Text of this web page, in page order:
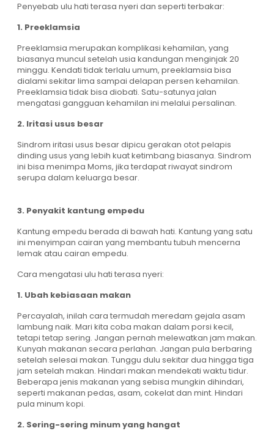
Penyebab ulu hati terasa nyeri dan seperti terbakar:
1. Preeklamsia
Preeklamsia merupakan komplikasi kehamilan, yang
biasanya muncul setelah usia kandungan menginjak 20
minggu. Kendati tidak terlalu umum, preeklamsia bisa
dialami sekitar lima sampai delapan persen kehamilan.
Preeklamsia tidak bisa diobati. Satu-satunya jalan
mengatasi gangguan kehamilan ini melalui persalinan.
2. Iritasi usus besar
Sindrom iritasi usus besar dipicu gerakan otot pelapis
dinding usus yang lebih kuat ketimbang biasanya. Sindrom
ini bisa menimpa Moms, jika terdapat riwayat sindrom
serupa dalam keluarga besar.
3. Penyakit kantung empedu
Kantung empedu berada di bawah hati. Kantung yang satu
ini menyimpan cairan yang membantu tubuh mencerna
lemak atau cairan empedu.
Cara mengatasi ulu hati terasa nyeri:
1. Ubah kebiasaan makan
Percayalah, inilah cara termudah meredam gejala asam
lambung naik. Mari kita coba makan dalam porsi kecil,
tetapi tetap sering. Jangan pernah melewatkan jam makan.
Kunyah makanan secara perlahan. Jangan pula berbaring
setelah selesai makan. Tunggu dulu sekitar dua hingga tiga
jam setelah makan. Hindari makan mendekati waktu tidur.
Beberapa jenis makanan yang sebisa mungkin dihindari,
seperti makanan pedas, asam, cokelat dan mint. Hindari
pula minum kopi.
2. Sering-sering minum yang hangat